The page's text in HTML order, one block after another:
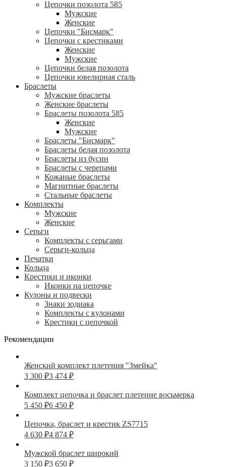
Цепочки позолота 585
Мужские
Женские
Цепочки "Бисмарк"
Цепочки с крестиками
Женские
Мужские
Цепочки белая позолота
Цепочки ювелирная сталь
Браслеты
Мужские браслеты
Женские браслеты
Браслеты позолота 585
Женские
Мужские
Браслеты "Бисмарк"
Браслеты белая позолота
Браслеты из бусин
Браслеты с черепами
Кожаные браслеты
Магнитные браслеты
Стальные браслеты
Комплекты
Мужские
Женские
Серьги
Комплекты с серьгами
Серьги-кольца
Печатки
Кольца
Крестики и иконки
Иконки на цепочке
Кулоны и подвески
Знаки зодиака
Комплекты с кулонами
Крестики с цепочкой
Рекомендации
Женский комплект плетения "Змейка"
3 300 ₽3 474 ₽
Комплект цепочка и браслет плетение восьмерка
5 450 ₽6 450 ₽
Цепочка, браслет и крестик ZS7715
4 630 ₽4 874 ₽
Мужской браслет широкий
3 150 ₽3 650 ₽